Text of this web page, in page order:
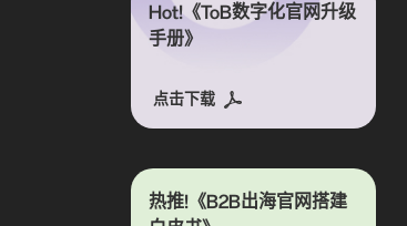
Hot!《ToB数字化官网升级
手册》
点击下载
热推!《B2B出海官网搭建